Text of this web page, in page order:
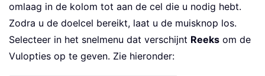
omlaag in de kolom tot aan de cel die u nodig hebt.
Zodra u de doelcel bereikt, laat u de muisknop los.
Selecteer in het snelmenu dat verschijnt Reeks om de
Vulopties op te geven. Zie hieronder: